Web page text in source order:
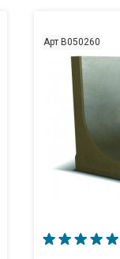
Арт B050260